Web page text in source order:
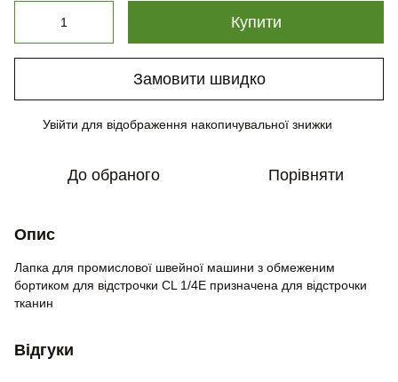
Купити
Замовити швидко
Увійти для відображення накопичувальної знижки
До обраного Порівняти
Опис
Лапка для промислової швейної машини з обмеженим
бортиком для відстрочки CL 1/4Е призначена для відстрочки
тканин
Відгуки